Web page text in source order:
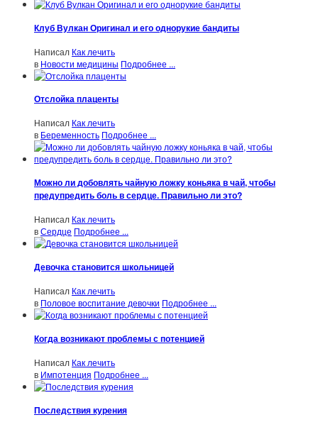
Клуб Вулкан Оригинал и его однорукие бандиты
Написал Как лечить
в Новости медицины Подробнее ...
Отслойка плаценты
Написал Как лечить
в Беременность Подробнее ...
Можно ли добовлять чайную ложку коньяка в чай, чтобы
предупредить боль в сердце. Правильно ли это?
Написал Как лечить
вСердце Подробнее ...
Девочка становится школьницей
Написал Как лечить
в Половое воспитание девочки Подробнее ...
Когда возникают проблемы с потенцией
Написал Как лечить
в Импотенция Подробнее ...
Последствия курения